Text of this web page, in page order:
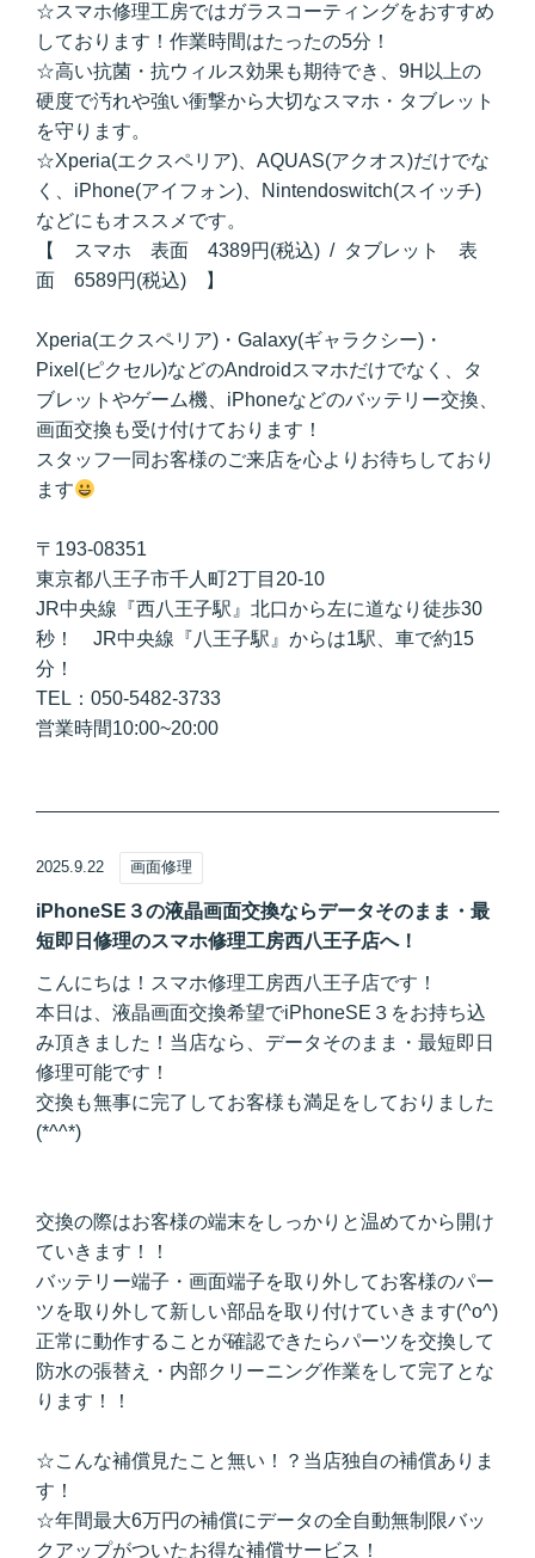
☆スマホ修理工房ではガラスコーティングをおすすめ
しております！作業時間はたったの5分！
☆高い抗菌・抗ウィルス効果も期待でき、9H以上の
硬度で汚れや強い衝撃から大切なスマホ・タブレット
を守ります。
☆Xperia(エクスペリア)、AQUAS(アクオス)だけでな
く、iPhone(アイフォン)、Nintendoswitch(スイッチ)
などにもオススメです。
【 スマホ 表面 4389円(税込) / タブレット 表
面 6589円(税込) 】
Xperia(エクスペリア)・Galaxy(ギャラクシー)・
Pixel(ピクセル)などのAndroidスマホだけでなく、タ
ブレットやゲーム機、iPhoneなどのバッテリー交換、
画面交換も受け付けております！
スタッフ一同お客様のご来店を心よりお待ちしており
ます
〒193-08351
東京都八王子市千人町2丁目20-10
JR中央線『西八王子駅』北口から左に道なり徒歩30
秒！ JR中央線『八王子駅』からは1駅、車で約15
分！
TEL：050-5482-3733
営業時間10:00~20:00
2025.9.22 画面修理
iPhoneSE３の液晶画面交換ならデータそのまま・最
短即日修理のスマホ修理工房西八王子店へ！
こんにちは！スマホ修理工房西八王子店です！
本日は、液晶画面交換希望でiPhoneSE３をお持ち込
み頂きました！当店なら、データそのまま・最短即日
修理可能です！
交換も無事に完了してお客様も満足をしておりました
(*^^*)
交換の際はお客様の端末をしっかりと温めてから開け
ていきます！！
バッテリー端子・画面端子を取り外してお客様のパー
ツを取り外して新しい部品を取り付けていきます(^o^)
正常に動作することが確認できたらパーツを交換して
防水の張替え・内部クリーニング作業をして完了とな
ります！！
☆こんな補償見たこと無い！？当店独自の補償ありま
す！
☆年間最大6万円の補償にデータの全自動無制限バッ
クアップがついたお得な補償サービス！